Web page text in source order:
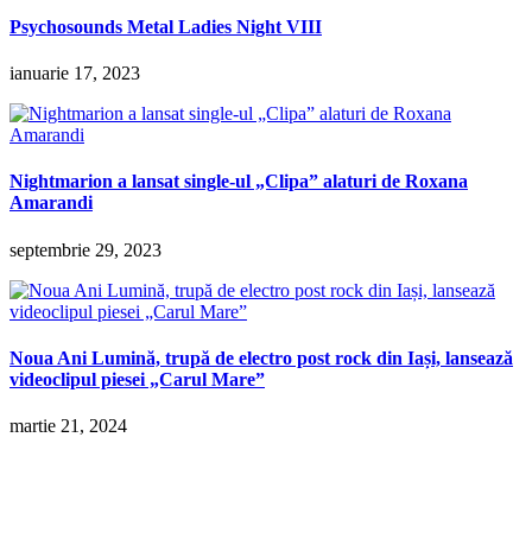
Psychosounds Metal Ladies Night VIII
ianuarie 17, 2023
Nightmarion a lansat single-ul „Clipa” alaturi de Roxana
Amarandi
septembrie 29, 2023
Noua Ani Lumină, trupă de electro post rock din Iași, lansează
videoclipul piesei „Carul Mare”
martie 21, 2024